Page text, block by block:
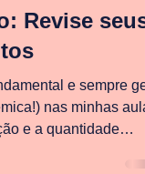
2 min de leitura
Revise seus
e sempre
e a quantidade